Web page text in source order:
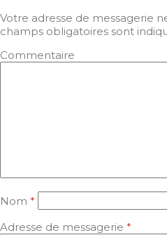
Votre adresse de messagerie
champs obligatoires sont
Commentaire
Nom *
Adresse de messagerie *